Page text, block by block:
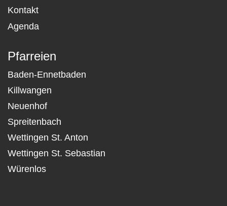
Kontakt
Agenda
Pfarreien
Baden-Ennetbaden
Killwangen
Neuenhof
Spreitenbach
Wettingen St. Anton
Wettingen St. Sebastian
Würenlos